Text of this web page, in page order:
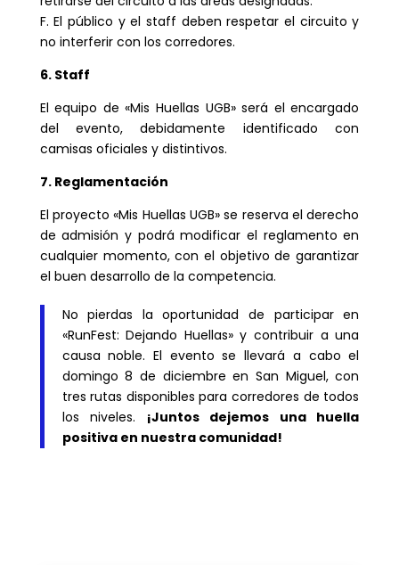
F. El público y el staff deben respetar el circuito y
no interferir con los corredores.
6. Staff
El equipo de «Mis Huellas UGB» será el encargado
del evento, debidamente identificado con
camisas oficiales y distintivos.
7. Reglamentación
El proyecto «Mis Huellas UGB» se reserva el derecho
de admisión y podrá modificar el reglamento en
cualquier momento, con el objetivo de garantizar
el buen desarrollo de la competencia.
No pierdas la oportunidad de participar en
«RunFest: Dejando Huellas» y contribuir a una
causa noble. El evento se llevará a cabo el
domingo 8 de diciembre en San Miguel, con
tres rutas disponibles para corredores de todos
los niveles. ¡Juntos dejemos una huella
positiva en nuestra comunidad!